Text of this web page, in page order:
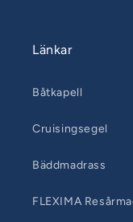
Länkar
Båtkapell
Cruisingsegel
Bäddmadrass
FLEXIMA